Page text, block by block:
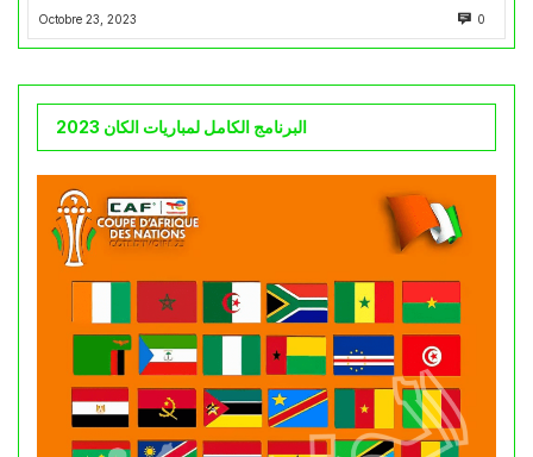
Octobre 23, 2023 0
البرنامج الكامل لمباريات الكان 2023